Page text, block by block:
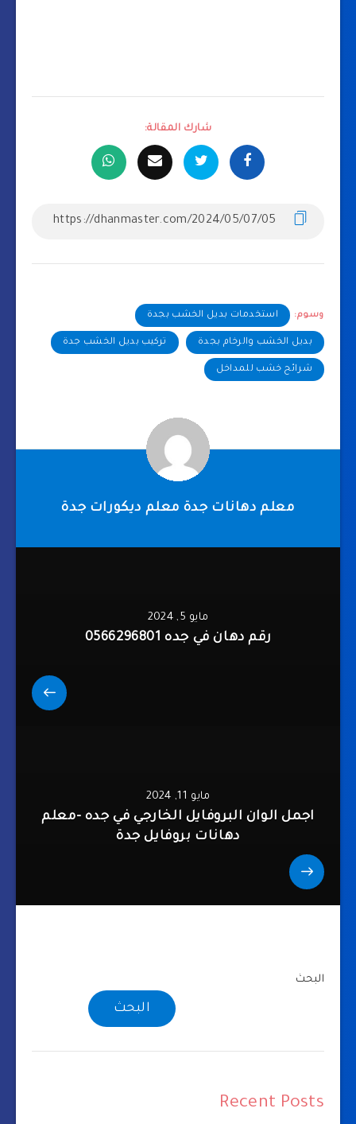
شارك المقالة:
وسوم: استخدمات بديل الخشب بجدة
بديل الخشب والرخام بجدة تركيب بديل الخشب جدة
شرائح خشب للمداخل
معلم دهانات جدة معلم ديكورات جدة
مايو 5, 2024
رقم دهان في جده 0566296801
مايو 11, 2024
اجمل الوان البروفايل الخارجي في جده -معلم
دهانات بروفايل جدة
البحث
البحث
Recent Posts